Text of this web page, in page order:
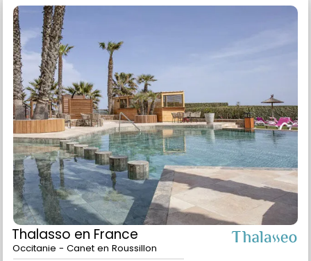
Thalasso en France
Occitanie - Canet en Roussillon